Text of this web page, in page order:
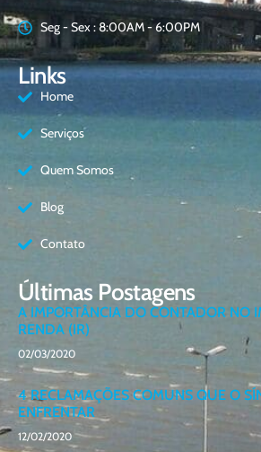
Seg - Sex : 8:00AM - 6:00PM
Links
Home
Serviços
Quem Somos
Blog
Contato
Últimas Postagens
A IMPORTÂNCIA DO CONTADOR NO
RENDA (IR)
02/03/2020
4 RECLAMAÇÕES COMUNS QUE O
ENFRENTAR
12/02/2020